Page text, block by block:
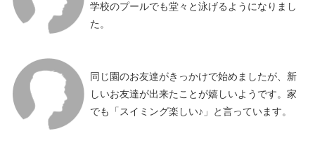
学校のプールでも堂々と泳げるようになりまし
た。
同じ園のお友達がきっかけで始めましたが、 新
しいお友達が出来たことが嬉しいようです。 家
でも「スイミング楽しい♪」と言っています。